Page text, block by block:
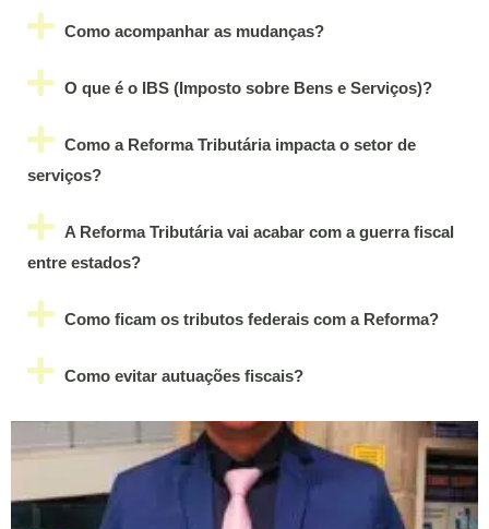
Como acompanhar as mudanças?
O que é o IBS (Imposto sobre Bens e Serviços)?
Como a Reforma Tributária impacta o setor de
serviços?
A Reforma Tributária vai acabar com a guerra fiscal
entre estados?
Como ficam os tributos federais com a Reforma?
Como evitar autuações fiscais?